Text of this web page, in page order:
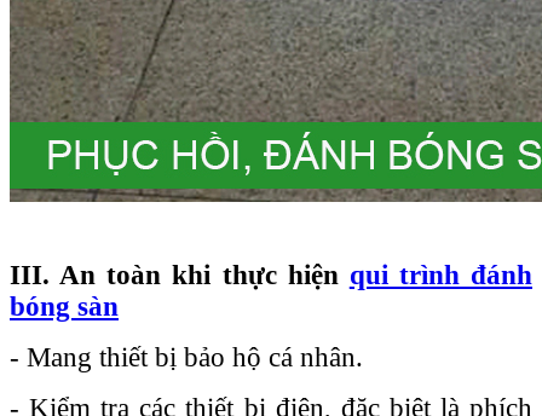
III. An toàn khi thực hiện qui trình đánh
bóng sàn
- Mang thiết bị bảo hộ cá nhân.
- Kiểm tra các thiết bị điện, đặc biệt là phích